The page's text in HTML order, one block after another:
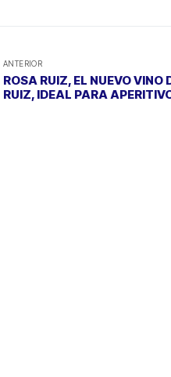
ANTERIOR
ROSA RUIZ, EL NUEVO VINO
RUIZ, IDEAL PARA